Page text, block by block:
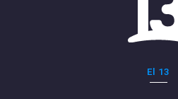
El 13